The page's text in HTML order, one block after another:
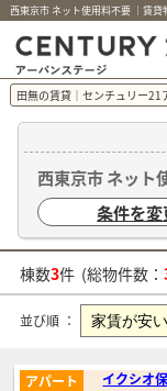
西東京市 ネット使用料不要 ｜賃貸
田無の賃貸｜センチュリー21
西東京市 ネット
条件を変
棟数3件 (総物件数：
並び順 ：
イクシオ
アパート